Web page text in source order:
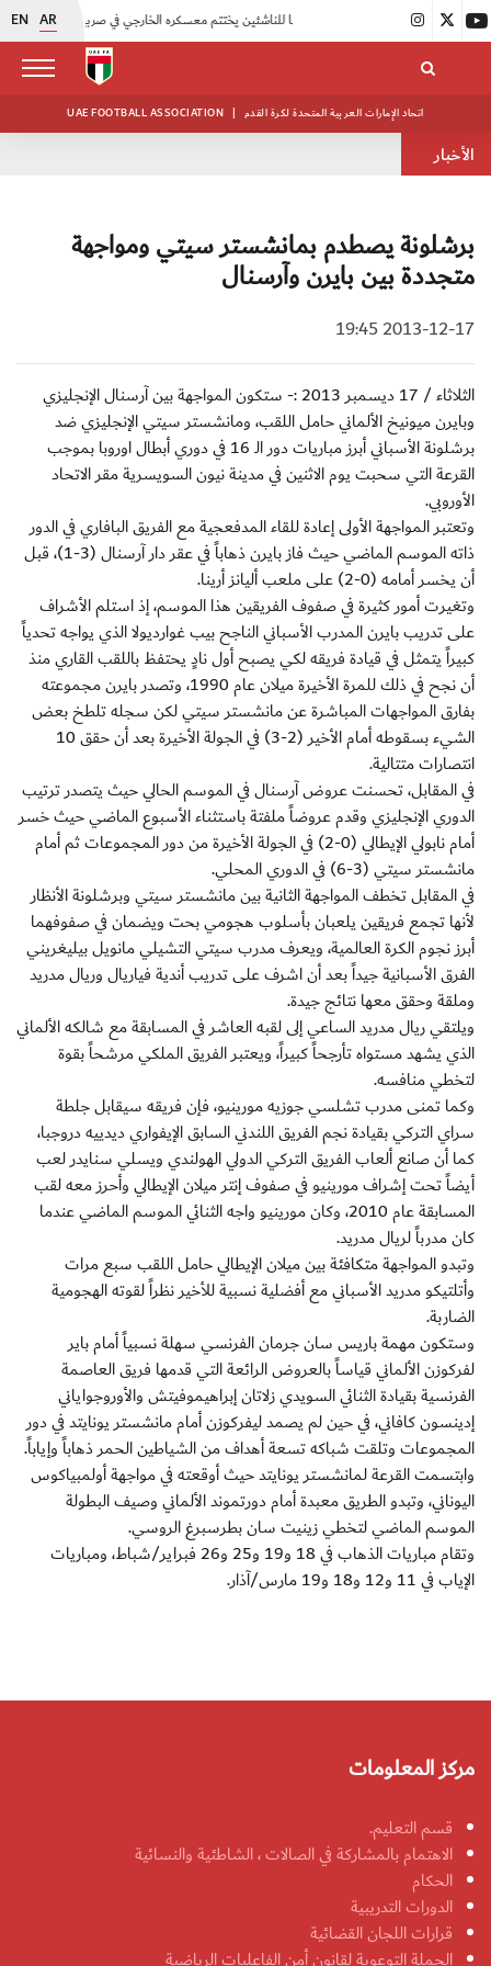
EN AR
UAE FOOTBALL ASSOCIATION | اتحاد الإمارات العربية المتحدة لكرة القدم
الأخبار
برشلونة يصطدم بمانشستر سيتي ومواجهة
متجددة بين بايرن وآرسنال
2013-12-17 19:45
الثلاثاء / 17 ديسمبر 2013 :- ستكون المواجهة بين آرسنال الإنجليزي
وبايرن ميونيخ الألماني حامل اللقب، ومانشستر سيتي الإنجليزي ضد
برشلونة الأسباني أبرز مباريات دور الـ 16 في دوري أبطال اوروبا بموجب
القرعة التي سحبت يوم الاثنين في مدينة نيون السويسرية مقر الاتحاد
الأوروبي.
وتعتبر المواجهة الأولى إعادة للقاء المدفعجية مع الفريق البافاري في الدور
ذاته الموسم الماضي حيث فاز بايرن ذهاباً في عقر دار آرسنال (3-1)، قبل
أن يخسر أمامه (0-2) على ملعب أليانز أرينا.
وتغيرت أمور كثيرة في صفوف الفريقين هذا الموسم، إذ استلم الأشراف
على تدريب بايرن المدرب الأسباني الناجح بيب غوارديولا الذي يواجه تحدياً
كبيراً يتمثل في قيادة فريقه لكي يصبح أول نادٍ يحتفظ باللقب القاري منذ
أن نجح في ذلك للمرة الأخيرة ميلان عام 1990، وتصدر بايرن مجموعته
بفارق المواجهات المباشرة عن مانشستر سيتي لكن سجله تلطخ بعض
الشيء بسقوطه أمام الأخير (2-3) في الجولة الأخيرة بعد أن حقق 10
انتصارات متتالية.
في المقابل، تحسنت عروض آرسنال في الموسم الحالي حيث يتصدر ترتيب
الدوري الإنجليزي وقدم عروضاً ملفتة باستثناء الأسبوع الماضي حيث خسر
أمام نابولي الإيطالي (0-2) في الجولة الأخيرة من دور المجموعات ثم أمام
مانشستر سيتي (3-6) في الدوري المحلي.
في المقابل تخطف المواجهة الثانية بين مانشستر سيتي وبرشلونة الأنظار
لأنها تجمع فريقين يلعبان بأسلوب هجومي بحت ويضمان في صفوفهما
أبرز نجوم الكرة العالمية، ويعرف مدرب سيتي التشيلي مانويل بيليغريني
الفرق الأسبانية جيداً بعد أن اشرف على تدريب أندية فياريال وريال مدريد
وملقة وحقق معها نتائج جيدة.
ويلتقي ريال مدريد الساعي إلى لقبه العاشر في المسابقة مع شالكه الألماني
الذي يشهد مستواه تأرجحاً كبيراً، ويعتبر الفريق الملكي مرشحاً بقوة
لتخطي منافسه.
وكما تمنى مدرب تشلسي جوزيه مورينيو، فإن فريقه سيقابل جلطة
سراي التركي بقيادة نجم الفريق اللندني السابق الإيفواري ديدييه دروجبا،
كما أن صانع ألعاب الفريق التركي الدولي الهولندي ويسلي سنايدر لعب
أيضاً تحت إشراف مورينيو في صفوف إنتر ميلان الإيطالي وأحرز معه لقب
المسابقة عام 2010، وكان مورينيو واجه الثنائي الموسم الماضي عندما
كان مدرباً لريال مدريد.
وتبدو المواجهة متكافئة بين ميلان الإيطالي حامل اللقب سبع مرات
وأتلتيكو مدريد الأسباني مع أفضلية نسبية للأخير نظراً لقوته الهجومية
الضاربة.
وستكون مهمة باريس سان جرمان الفرنسي سهلة نسبياً أمام باير
لفركوزن الألماني قياساً بالعروض الرائعة التي قدمها فريق العاصمة
الفرنسية بقيادة الثنائي السويدي زلاتان إبراهيموفيتش والأوروجواياني
إدينسون كافاني، في حين لم يصمد ليفركوزن أمام مانشستر يونايتد في دور
المجموعات وتلقت شباكه تسعة أهداف من الشياطين الحمر ذهاباً وإياباً.
وابتسمت القرعة لمانشستر يونايتد حيث أوقعته في مواجهة أولمبياكوس
اليوناني، وتبدو الطريق معبدة أمام دورتموند الألماني وصيف البطولة
الموسم الماضي لتخطي زينيت سان بطرسبرغ الروسي.
وتقام مباريات الذهاب في 18 و19 و25 و26 فبراير/شباط، ومباريات
الإياب في 11 و12 و18 و19 مارس/آذار.
مركز المعلومات
قسم التعليم.
الاهتمام بالمشاركة في الصالات ، الشاطئية والنسائية
الحكام
الدورات التدريبية
قرارات اللجان القضائية
الحملة التوعوية لقانون أمن الفاعليات الرياضية